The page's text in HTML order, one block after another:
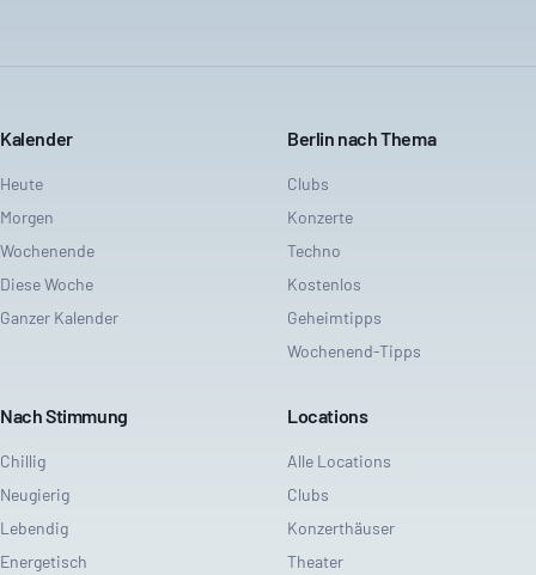
Kalender
Heute
Morgen
Wochenende
Diese Woche
Ganzer Kalender
Berlin nach Thema
Clubs
Konzerte
Techno
Kostenlos
Geheimtipps
Wochenend-Tipps
Nach Stimmung
Chillig
Neugierig
Lebendig
Energetisch
Locations
Alle Locations
Clubs
Konzerthäuser
Theater